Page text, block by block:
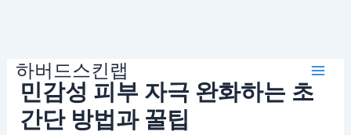
하버드스킨랩
민감성 피부 자극 완화하는 초
간단 방법과 꿀팁